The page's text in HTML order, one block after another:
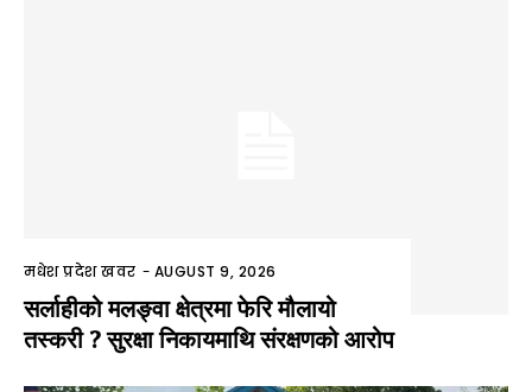
मधेश प्रदेश खवर - AUGUST 9, 2026
सर्लाहीको मलङ्वा क्षेत्रमा फेरि मौलायो
तस्करी ? सुरक्षा निकायमाथि संरक्षणको आरोप